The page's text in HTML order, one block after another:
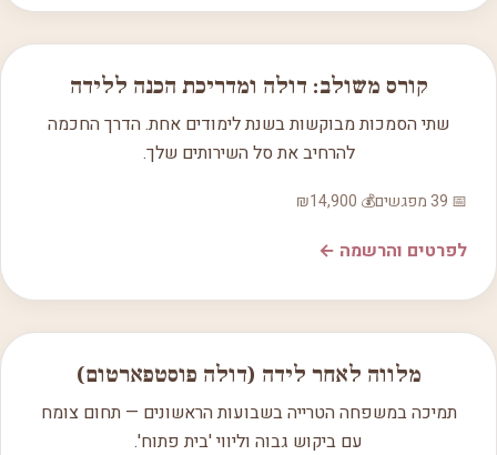
קורס משולב: דולה ומדריכת הכנה ללידה
שתי הסמכות מבוקשות בשנת לימודים אחת. הדרך החכמה
להרחיב את סל השירותים שלך.
📅 39 מפגשים 💰 ₪14,900
לפרטים והרשמה ←
מלווה לאחר לידה (דולה פוסטפארטום)
תמיכה במשפחה הטרייה בשבועות הראשונים — תחום צומח
עם ביקוש גבוה וליווי 'בית פתוח'.